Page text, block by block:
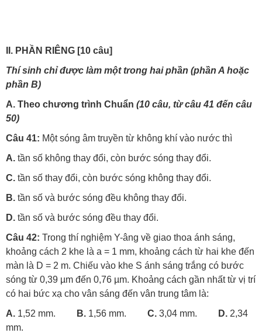
II. PH Ầ N RIÊNG [10 câu]
Thí sinh chỉ được làm một trong hai phần (phần A hoặc
phần B)
A. Theo chương trình Chuẩn (10 câu, từcâu 41 đến câu
50)
Câu 41: Một sóng âm truyền từ không khí vào nước thì
A. tần số không thay đổi, còn bước sóng thay đổi.
C. tần số thay đổi, còn bước sóng không thay đổi.
B. tần số và bước sóng đều không thay đổi.
D. tần số và bước sóng đều thay đổi.
Câu 42: Trong thí nghiệm Y-âng về giao thoa ánh sáng,
khoảng cách 2 khe là a = 1 mm, khoảng cách từ hai khe đến
màn là D = 2 m. Chiếu vào khe S ánh sáng trắng có bước
sóng từ 0,39 µm đến 0,76 µm. Khoảng cách gần nhất từ vị trí
có hai bức xạ cho vân sáng đến vân trung tâm là:
A. 1,52 mm. B. 1,56 mm. C. 3,04 mm. D. 2,34
mm.